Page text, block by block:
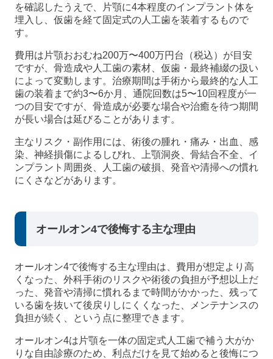
を確認したうえで、片顎に4本程度のインプラント体を
埋入し、仮歯を経て固定式の人工歯を装着するもので
す。
費用は片顎おおむね200万〜400万円台（税込）が目安
ですが、骨造成や人工歯の素材、仮歯・最終補綴の扱い
によって変動します。治療期間は手術から最終的な人工
歯の装着まで約3〜6か月、通院回数は5〜10回程度が一
つの目安ですが、骨造成が必要な場合や治癒を待つ期間
が長い場合は延びることがあります。
主なリスク・副作用には、術後の腫れ・痛み・出血、感
染、神経損傷によるしびれ、上顎洞炎、骨結合不全、イ
ンプラント周囲炎、人工歯の破損、発音や清掃への慣れ
にくさなどがあります。
オールオン4で後悔する主な理由
オールオン4で後悔する主な理由は、費用が想定より高
くなった、外科手術のリスクや術後の負担が予想以上だ
った、発音や清掃に慣れるまで時間がかかった、残って
いる歯を抜いて後戻りしにくくなった、メンテナンスの
負担が続く、という点に整理できます。
オールオン4は片顎を一体の固定式人工歯で補う大がか
りな自由診療のため、利点だけを見て始めると後悔につ